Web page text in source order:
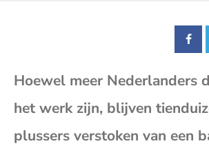
dit
Hoewel meer Nederlanders
het werk zijn, blijven
plussers verstoken van een